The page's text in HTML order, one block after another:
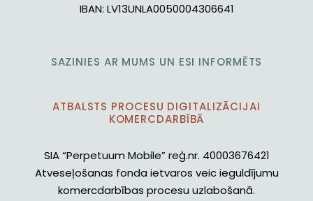
IBAN: LV13UNLA0050004306641
SAZINIES AR MUMS UN ESI INFORMĒTS
ATBALSTS PROCESU DIGITALIZĀCIJAI
KOMERCDARBĪBĀ
SIA “Perpetuum Mobile” reģ.nr. 40003676421
Atveseļošanas fonda ietvaros veic ieguldījumu
komercdarbības procesu uzlabošanā.